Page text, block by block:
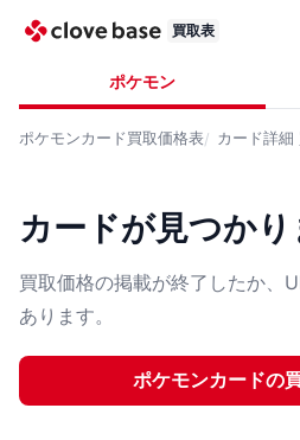
買取表
ポケモン
ポケモンカード買取価格表 カード詳細
カードが見つか
買取価格の掲載が終了したか、
あります。
ポケモンカードの